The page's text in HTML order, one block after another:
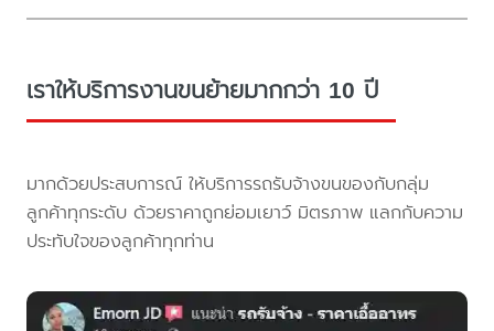
เราให้บริการงานขนย้ายมากกว่า 10 ปี
มากด้วยประสบการณ์ ให้บริการรถรับจ้างขนของกับกลุ่ม
ลูกค้าทุกระดับ ด้วยราคาถูกย่อมเยาว์ มิตรภาพ แลกกับความ
ประทับใจของลูกค้าทุกท่าน